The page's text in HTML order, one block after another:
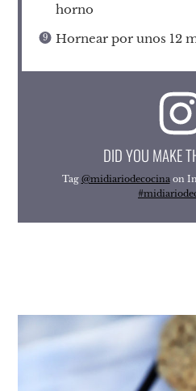
horno
Hornear por unos 12
DID YOU MAKE
Tag @midiariodecocinaon